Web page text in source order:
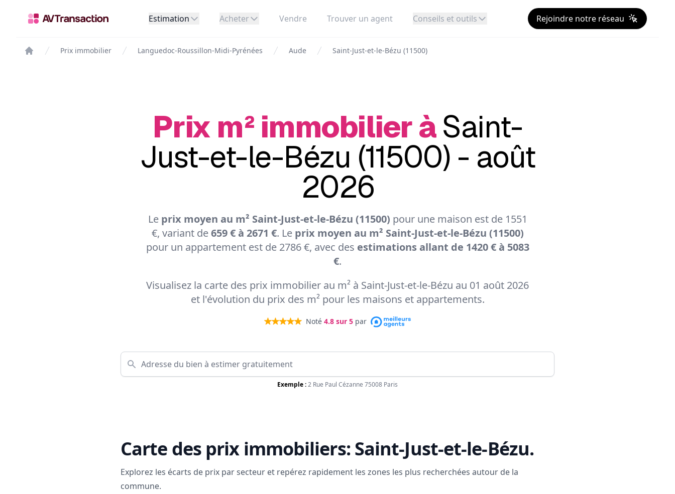
Estimation Acheter Vendre Trouver un agent Conseils et outils Rejoindre notre réseau
Prix immobilier Languedoc-Roussillon-Midi-Pyrénées Aude Saint-Just-et-le-Bézu (11500)
Prix m² immobilier àSaint-
Just-et-le-Bézu (11500) - août
2026
Le prix moyen au m² Saint-Just-et-le-Bézu (11500) pour une maison est de 1551
€, variant de659 € à 2671 €. Le prix moyen au m² Saint-Just-et-le-Bézu (11500)
pour un appartement est de 2786 €, avec des estimations allant de 1420 € à 5083
€.
Visualisez la carte des prix immobilier au m² à Saint-Just-et-le-Bézu au 01 août 2026
et l'évolution du prix des m² pour les maisons et appartements.
Noté 4.8 sur 5 par
Exemple :2 Rue Paul Cézanne 75008 Paris
Carte des prix immobiliers:Saint-Just-et-le-Bézu.
Explorez les écarts de prix par secteur et repérez rapidement les zones les plus recherchées autour de la
commune.